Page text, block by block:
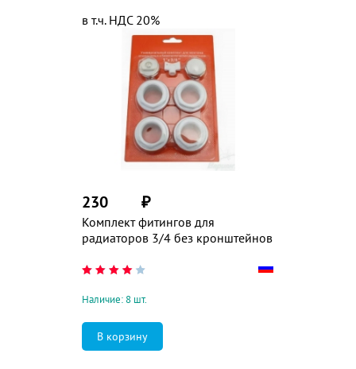
Комплект фитингов для
радиаторов 3/4 без кронштейнов
230 ₽
в т.ч. НДС 20%
Наличие: 8 шт.